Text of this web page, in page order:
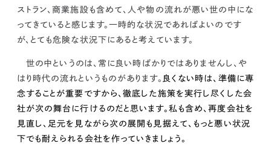
ストラン、商業施設も含めて、人や物の流れが悪い世の中にな
ってきていると感じます。一時的な状況であればよいのです
が、とても危険な状況下にあると考えています。
世の中というのは、常に良い時ばかりではありませんし、や
はり時代の流れというものがあります。 良くない時は、準備に専
念することが重要ですから、徹底した施策を実行し尽くした会
社が次の舞台に行けるのだと思います。私も含め、再度会社を
見直し、足元を見ながら次の展開も見据えて、もっと悪い状況
下でも耐えられる会社を作っていきましょう。